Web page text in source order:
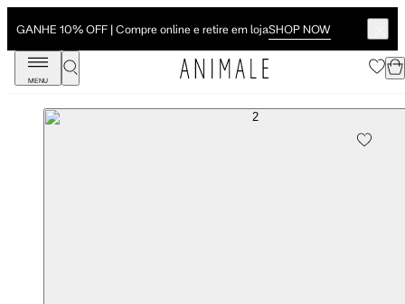
GANHE 10% OFF | Compre online e retire em lojaSHOP NOW
MENU